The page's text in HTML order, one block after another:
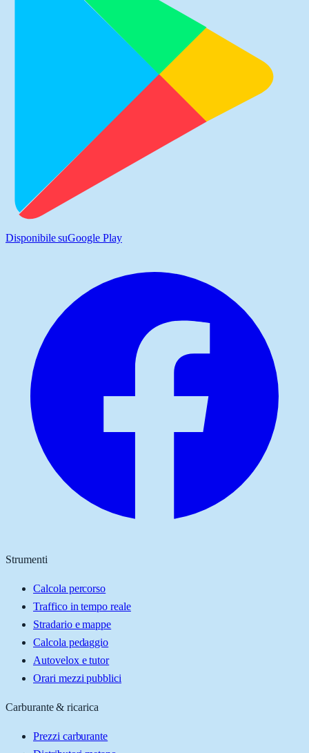
Disponibile suGoogle Play
Strumenti
Calcola percorso
Traffico in tempo reale
Stradario e mappe
Calcola pedaggio
Autovelox e tutor
Orari mezzi pubblici
Carburante & ricarica
Prezzi carburante